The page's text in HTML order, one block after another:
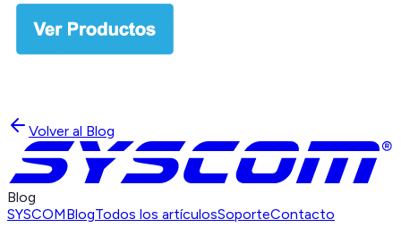
Volver al Blog
Blog
SYSCOMBlogTodos los artículosSoporteContacto